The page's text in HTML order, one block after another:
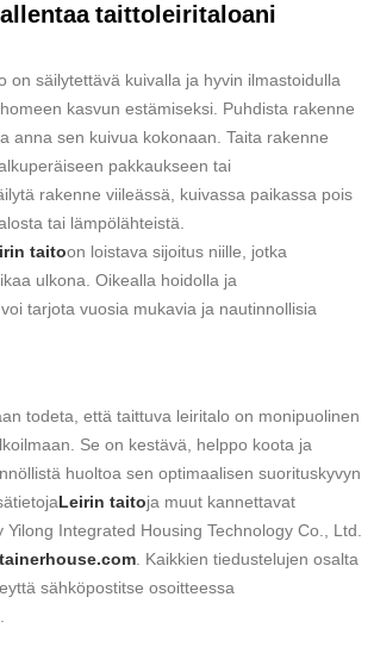
taittoleiritaloani
on säilytettävä kuivalla ja hyvin ilmastoidulla
kasvun estämiseksi. Puhdista rakenne
anna sen kuivua kokonaan. Taita rakenne
pakkaukseen tai
rakenne viileässä, kuivassa paikassa pois
tai lämpölähteistä.
taitoon loistava sijoitus niille, jotka
ulkona. Oikealla hoidolla ja
tarjota vuosia mukavia ja nautinnollisia
todeta, että taittuva leiritalo on monipuolinen
Se on kestävä, helppo koota ja
huoltoa sen optimaalisen suorituskyvyn
Leirin taitoja muut kannettavat
Yilong Integrated Housing Technology Co., Ltd.
. Kaikkien tiedustelujen osalta
sähköpostitse osoitteessa
.